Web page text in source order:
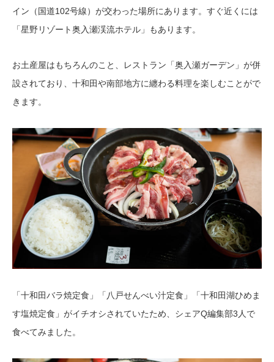
イン（国道102号線）が交わった場所にあります。すぐ近くには
「星野リゾート奥入瀬渓流ホテル」もあります。
お土産屋はもちろんのこと、レストラン「奥入瀬ガーデン」が併
設されており、十和田や南部地方に纏わる料理を楽しむことがで
きます。
「十和田バラ焼定食」「八戸せんべい汁定食」「十和田湖ひめま
す塩焼定食」がイチオシされていたため、シェアQ編集部3人で
食べてみました。